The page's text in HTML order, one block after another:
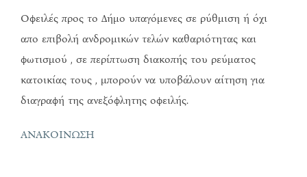
Οφειλές προς το Δήμο υπαγόμενες σε ρύθμιση ή όχι
απο επιβολή ανδρομικών τελών καθαριότητας και
φωτισμού , σε περίπτωση διακοπής του ρεύματος
κατοικίας τους , μπορούν να υποβάλουν αίτηση για
διαγραφή της ανεξόφλητης οφειλής.
ΑΝΑΚΟΙΝΩΣΗ